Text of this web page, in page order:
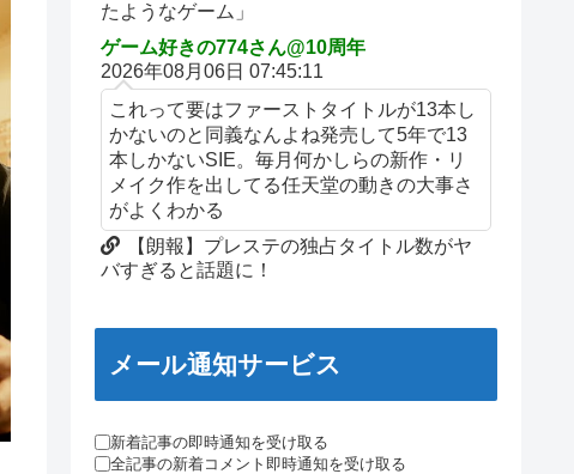
たようなゲーム」
ゲーム好きの774さん@10周年
2026年08月06日 07:45:11
これって要はファーストタイトルが13本し
かないのと同義なんよね発売して5年で13
本しかないSIE。毎月何かしらの新作・リ
メイク作を出してる任天堂の動きの大事さ
がよくわかる
【朗報】プレステの独占タイトル数がヤ
バすぎると話題に！
メール通知サービス
新着記事の即時通知を受け取る
全記事の新着コメント即時通知を受け取る